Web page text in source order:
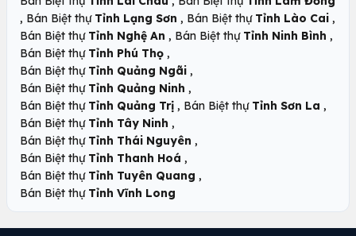
, Bán Biệt thự Tỉnh Lạng Sơn , Bán Biệt thự Tỉnh Lào Cai ,
Bán Biệt thự Tỉnh Nghệ An , Bán Biệt thự Tỉnh Ninh Bình ,
Bán Biệt thự Tỉnh Phú Thọ ,
Bán Biệt thự Tỉnh Quảng Ngãi ,
Bán Biệt thự Tỉnh Quảng Ninh ,
Bán Biệt thự Tỉnh Quảng Trị , Bán Biệt thự Tỉnh Sơn La ,
Bán Biệt thự Tỉnh Tây Ninh ,
Bán Biệt thự Tỉnh Thái Nguyên ,
Bán Biệt thự Tỉnh Thanh Hoá ,
Bán Biệt thự Tỉnh Tuyên Quang ,
Bán Biệt thự Tỉnh Vĩnh Long